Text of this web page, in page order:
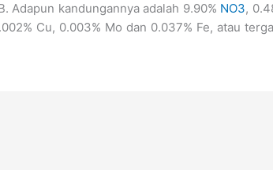
kandungannya adalah 9.90% NO3,
Cu, 0.003% Mo dan 0.037% Fe, atau